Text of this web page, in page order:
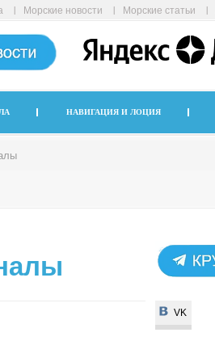
Морские новости Морские статьи
НАВИГАЦИЯ И ЛОЦИЯ
VK
VK